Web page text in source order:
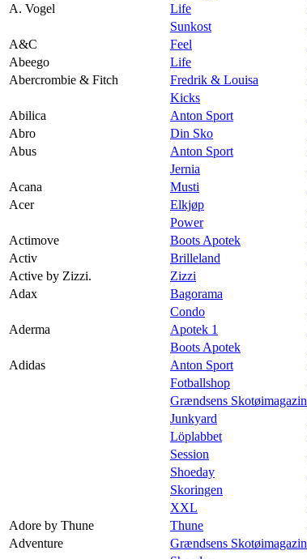
Praktisk informasjon
A. Vogel
Life
Sunkost
A&C
Feel
Abeego
Life
Abercrombie & Fitch
Fredrik & Louisa
Kicks
Abilica
Anton Sport
Abro
Din Sko
Abus
Anton Sport
Jernia
Acana
Musti
Acer
Elkjøp
Power
Actimove
Boots Apotek
Activ
Brilleland
Active by Zizzi.
Zizzi
Adax
Bagorama
Condo
Aderma
Apotek 1
Boots Apotek
Adidas
Anton Sport
Fotballshop
Grændsens Skotøimagazin
Junkyard
Löplabbet
Session
Shoeday
Skoringen
XXL
Adore by Thune
Thune
Adventure
Grændsens Skotøimagazin